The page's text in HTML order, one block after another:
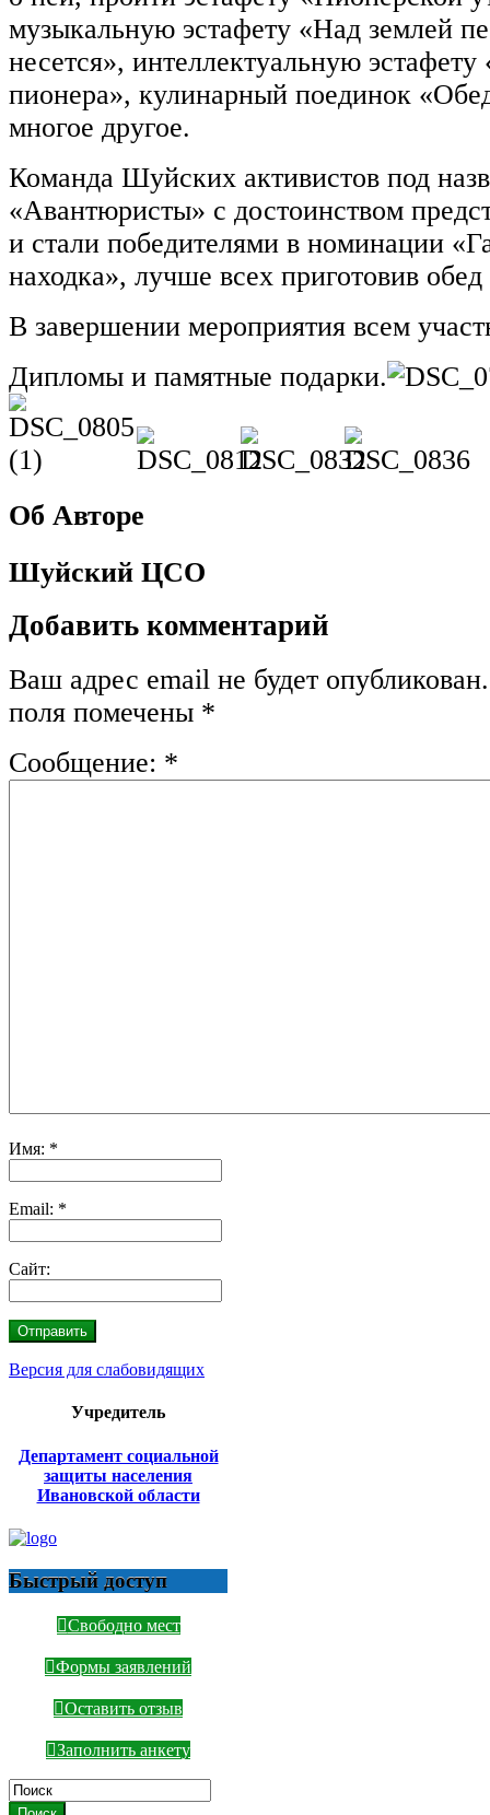
музыкальную эстафету «Над землей
несется», интеллектуальную эстафету
пионера», кулинарный поединок
многое другое.
Команда Шуйских активистов под
«Авантюристы» с достоинством
и стали победителями в номинации
находка», лучше всех приготовив
В завершении мероприятия всем
Дипломы и памятные подарки.
Об Авторе
Шуйский ЦСО
Добавить комментарий
Ваш адрес email не будет опубликован.
поля помечены *
Сообщение: *
Имя: *
Email: *
Сайт:
Версия для слабовидящих
Учредитель
Департамент социальной
защиты населения
Ивановской области
Быстрый доступ
Свободно мест
Формы заявлений
Оставить отзыв
Заполнить анкету